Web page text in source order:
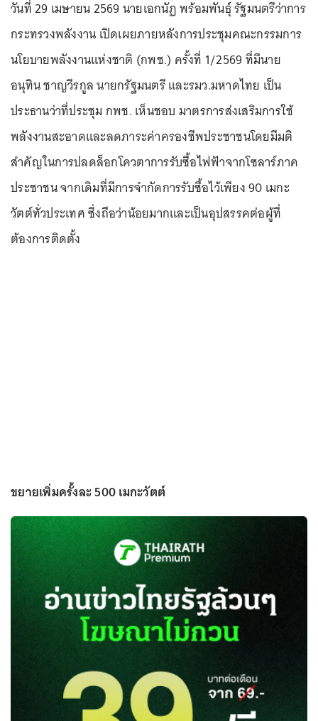
วันที่ 29 เมษายน 2569 นายเอกนัฏ พร้อมพันธุ์ รัฐมนตรีว่าการ
กระทรวงพลังงาน เปิดเผยภายหลังการประชุมคณะกรรมการ
นโยบายพลังงานแห่งชาติ (กพช.) ครั้งที่ 1/2569 ที่มีนาย
อนุทิน ชาญวีรกูล นายกรัฐมนตรี และรมว.มหาดไทย เป็น
ประธานว่าที่ประชุม กพช. เห็นชอบ มาตรการส่งเสริมการใช้
พลังงานสะอาดและลดภาระค่าครองชีพประชาชนโดยมีมติ
สำคัญในการปลดล็อกโควตาการรับซื้อไฟฟ้าจากโซลาร์ภาค
ประชาชน จากเดิมที่มีการจำกัดการรับซื้อไว้เพียง 90 เมกะ
วัตต์ทั่วประเทศ ซึ่งถือว่าน้อยมากและเป็นอุปสรรคต่อผู้ที่
ต้องการติดตั้ง
ขยายเพิ่มครั้งละ 500 เมกะวัตต์